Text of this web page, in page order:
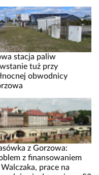
stacja paliw
tuż przy
obwodnicy
z Gorzowa:
z finansowaniem
prace na